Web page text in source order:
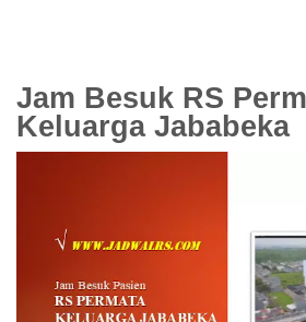
Jam Besuk RS
Keluarga Jababeka